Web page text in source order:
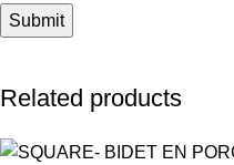
Related products